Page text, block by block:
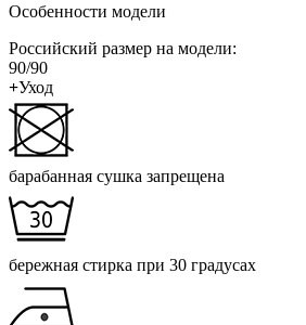
Особенности модели
Российский размер на модели:
90/90
+Уход
барабанная сушка запрещена
бережная стирка при 30 градусах